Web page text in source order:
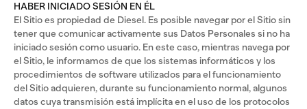
HABER INICIADO SESIÓN EN ÉL
El Sitio es propiedad de Diesel. Es posible navegar por el Sitio sin
tener que comunicar activamente sus Datos Personales si no ha
iniciado sesión como usuario. En este caso, mientras navega por
el Sitio, le informamos de que los sistemas informáticos y los
procedimientos de software utilizados para el funcionamiento
del Sitio adquieren, durante su funcionamiento normal, algunos
datos cuya transmisión está implícita en el uso de los protocolos